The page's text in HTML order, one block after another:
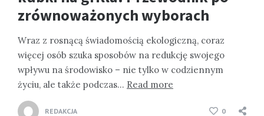
zrównoważonych wyborach
Wraz z rosnącą świadomością ekologiczną, coraz
więcej osób szuka sposobów na redukcję swojego
wpływu na środowisko – nie tylko w codziennym
życiu, ale także podczas… Read more
REDAKCJA 0